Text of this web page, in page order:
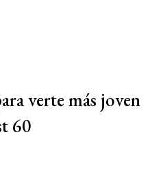
verte más joven
60